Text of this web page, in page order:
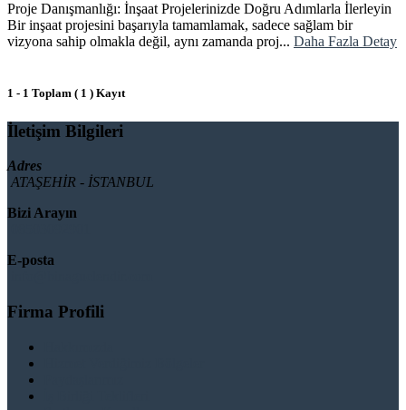
Proje Danışmanlığı: İnşaat Projelerinizde Doğru Adımlarla İlerleyin
Bir inşaat projesini başarıyla tamamlamak, sadece sağlam bir
vizyona sahip olmakla değil, aynı zamanda proj... Daha Fazla Detay
1 - 1 Toplam ( 1 ) Kayıt
İletişim Bilgileri
Adres
ATAŞEHİR - İSTANBUL
Bizi Arayın
E-posta
Firma Profili